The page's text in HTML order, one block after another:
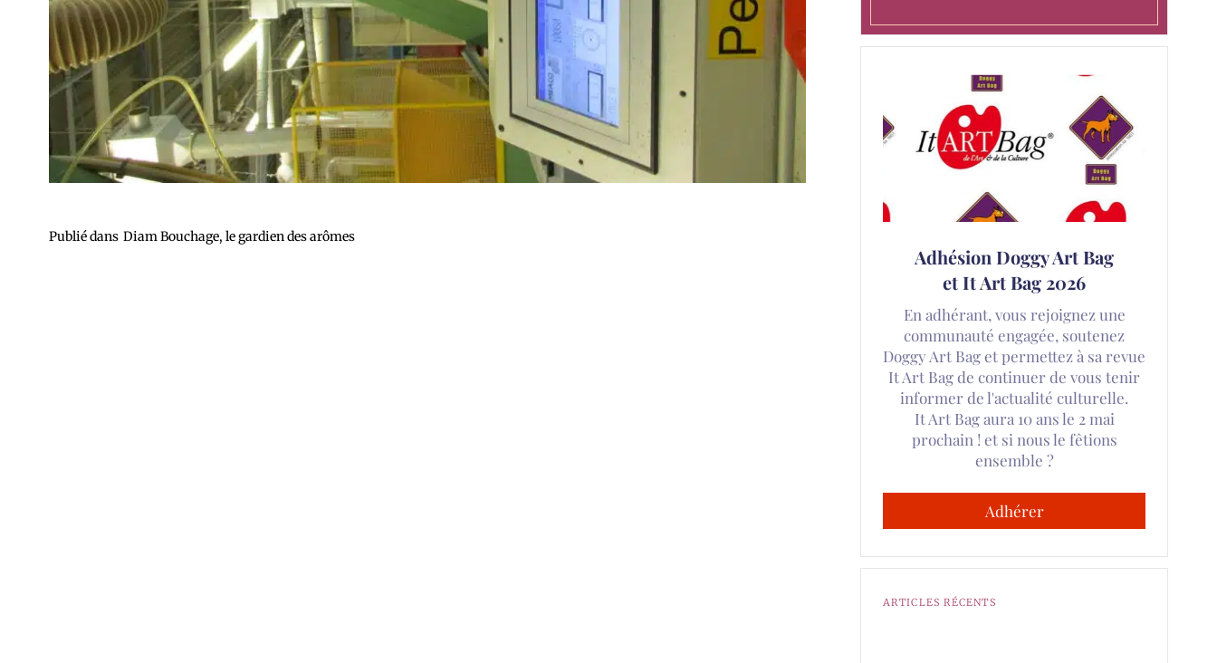
Publié dans Diam Bouchage, le gardien des arômes
Adhésion Doggy Art Bag
et It Art Bag 2026
En adhérant, vous rejoignez une
communauté engagée, soutenez
Doggy Art Bag et permettez à sa revue
It Art Bag de continuer de vous tenir
informer de l'actualité culturelle.
It Art Bag aura 10 ans le 2 mai
prochain ! et si nous le fêtions
ensemble ?
Adhérer
ARTICLES RÉCENTS